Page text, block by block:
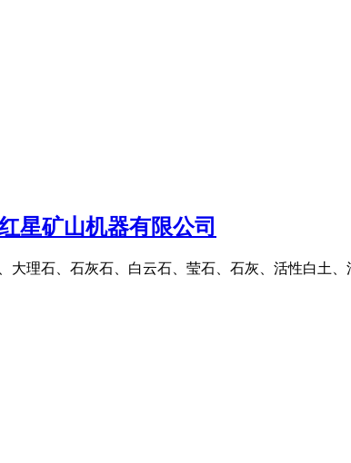
星矿山机器有限公司
大理石、石灰石、白云石、莹石、石灰、活性白土